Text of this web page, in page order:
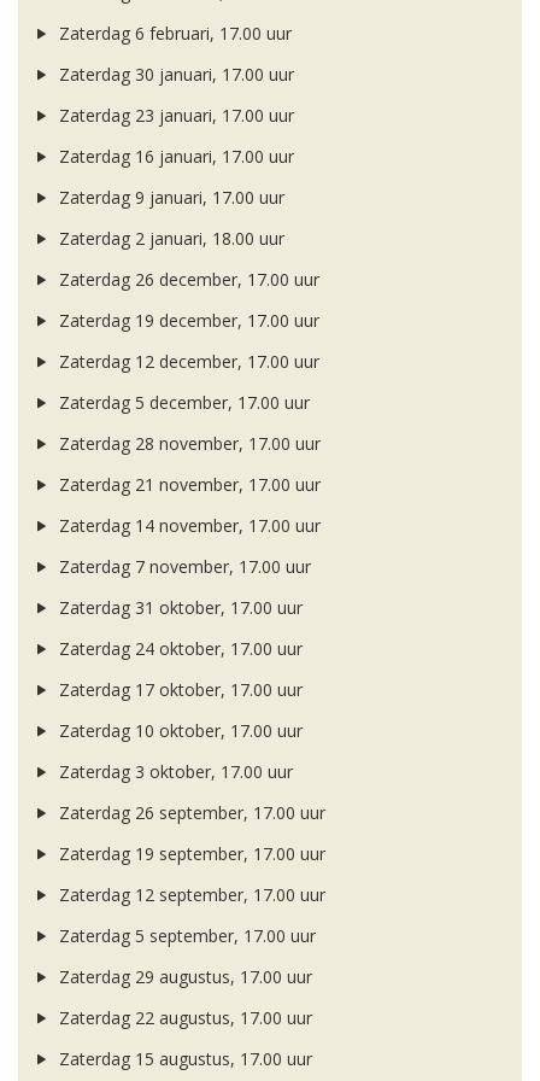
Zaterdag 6 februari, 17.00 uur
Zaterdag 30 januari, 17.00 uur
Zaterdag 23 januari, 17.00 uur
Zaterdag 16 januari, 17.00 uur
Zaterdag 9 januari, 17.00 uur
Zaterdag 2 januari, 18.00 uur
Zaterdag 26 december, 17.00 uur
Zaterdag 19 december, 17.00 uur
Zaterdag 12 december, 17.00 uur
Zaterdag 5 december, 17.00 uur
Zaterdag 28 november, 17.00 uur
Zaterdag 21 november, 17.00 uur
Zaterdag 14 november, 17.00 uur
Zaterdag 7 november, 17.00 uur
Zaterdag 31 oktober, 17.00 uur
Zaterdag 24 oktober, 17.00 uur
Zaterdag 17 oktober, 17.00 uur
Zaterdag 10 oktober, 17.00 uur
Zaterdag 3 oktober, 17.00 uur
Zaterdag 26 september, 17.00 uur
Zaterdag 19 september, 17.00 uur
Zaterdag 12 september, 17.00 uur
Zaterdag 5 september, 17.00 uur
Zaterdag 29 augustus, 17.00 uur
Zaterdag 22 augustus, 17.00 uur
Zaterdag 15 augustus, 17.00 uur